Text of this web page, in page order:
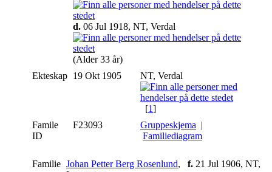
d. 06 Jul 1918, NT, Verdal
(Alder 33 år)
Ekteskap 19 Okt 1905 NT, Verdal
[1]
Famile
ID
F23093 Gruppeskjema |
Familiediagram
Familie Johan Petter Berg Rosenlund, f. 21 Jul 1906, NT,